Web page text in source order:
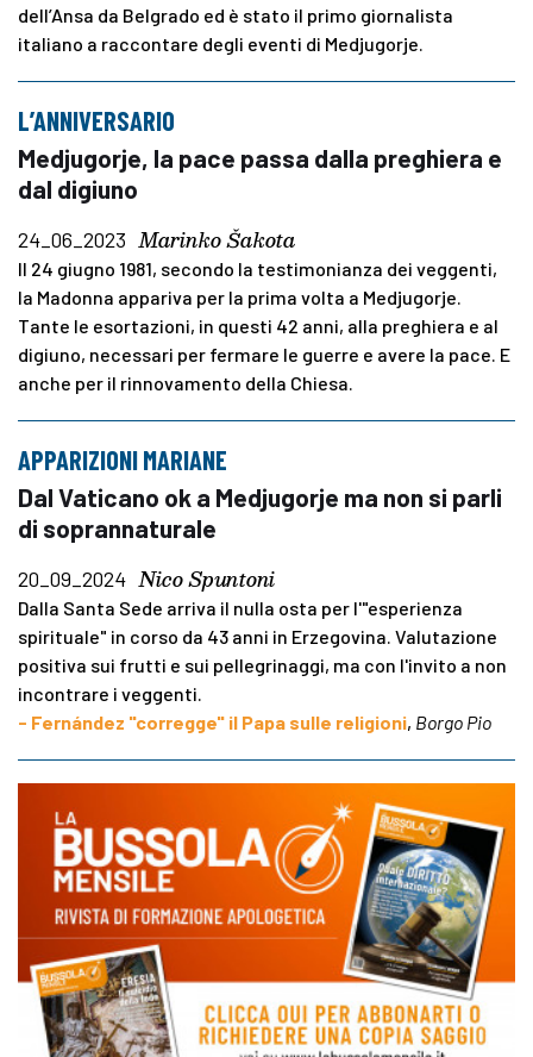
dell’Ansa da Belgrado ed è stato il primo giornalista
italiano a raccontare degli eventi di Medjugorje.
L’ANNIVERSARIO
Medjugorje, la pace passa dalla preghiera e
dal digiuno
24_06_2023 Marinko Šakota
Il 24 giugno 1981, secondo la testimonianza dei veggenti,
la Madonna appariva per la prima volta a Medjugorje.
Tante le esortazioni, in questi 42 anni, alla preghiera e al
digiuno, necessari per fermare le guerre e avere la pace. E
anche per il rinnovamento della Chiesa.
APPARIZIONI MARIANE
Dal Vaticano ok a Medjugorje ma non si parli
di soprannaturale
20_09_2024 Nico Spuntoni
Dalla Santa Sede arriva il nulla osta per l'"esperienza
spirituale" in corso da 43 anni in Erzegovina. Valutazione
positiva sui frutti e sui pellegrinaggi, ma con l'invito a non
incontrare i veggenti.
- Fernández "corregge" il Papa sulle religioni, Borgo Pio